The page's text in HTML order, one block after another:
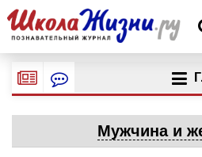
Мужчина и